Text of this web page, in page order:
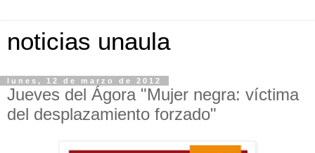
noticias unaula
lunes, 12 de marzo de 2012
Jueves del Ágora "Mujer negra: víctima
del desplazamiento forzado"